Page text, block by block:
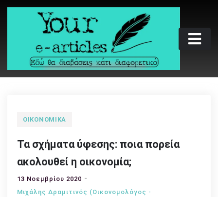
Skip
Your e-articles
Εδώ θα διαβάσεις κάτι διαφορετικό
ΟΙΚΟΝΟΜΙΚΆ
Τα σχήματα ύφεσης: ποια πορεία
ακολουθεί η οικονομία;
13 Νοεμβρίου 2020
Μιχάλης Δραμιτινός (Οικονομολόγος -